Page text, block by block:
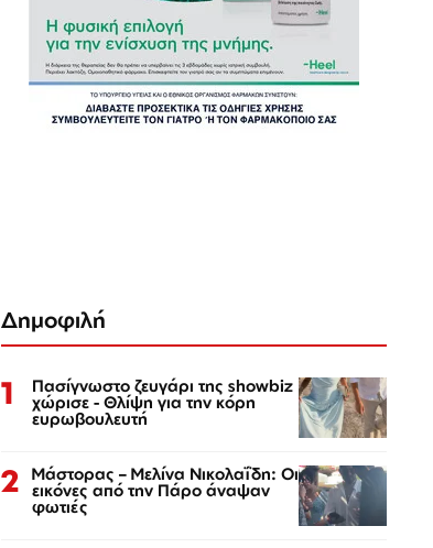
Δημοφιλή
1 Πασίγνωστο ζευγάρι της showbiz
χώρισε - Θλίψη για την κόρη
ευρωβουλευτή
2 Μάστορας – Μελίνα Νικολαΐδη: Οι
εικόνες από την Πάρο άναψαν
φωτιές